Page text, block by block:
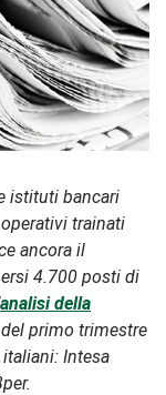
istituti bancari
trainati
ancora il
4.700 posti di
analisi della
primo trimestre
Intesa